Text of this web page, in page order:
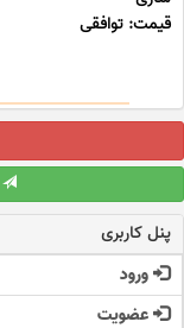
قیمت: توافقی
پنل کاربری
ورود
عضویت